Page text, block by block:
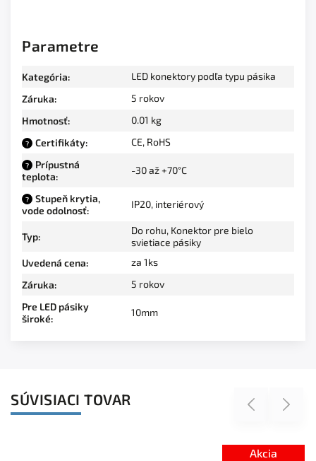
Parametre
Kategória:
LED konektory podľa typu pásika
Záruka:
5 rokov
Hmotnosť: 0.01 kg
? Certifikáty: CE, RoHS
?
Prípustná
teplota:
-30 až +70°C
?
Stupeň krytia,
vode odolnosť:
IP20, interiérový
Typ:
Do rohu, Konektor pre bielo
svietiace pásiky
Uvedená cena:
za 1ks
Záruka:
5 rokov
Pre LED pásiky
široké:
10mm
SÚVISIACI TOVAR Previous
Akcia
Next